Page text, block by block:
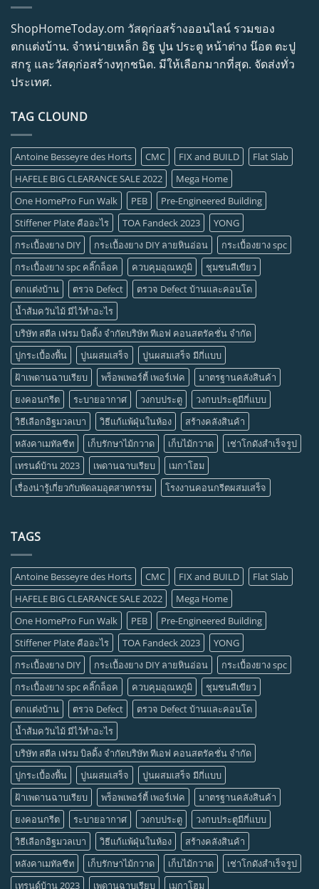
ShopHomeToday.om วัสดุก่อสร้างออนไลน์ รวมของ
ตกแต่งบ้าน. จำหน่ายเหล็ก อิฐ ปูน ประตู หน้าต่าง น๊อต ตะปู
สกรู และวัสดุก่อสร้างทุกชนิด. มีให้เลือกมากที่สุด. จัดส่งทั่ว
ประเทศ.
TAG CLOUND
Antoine Besseyre des Horts CMC FIX and BUILD
Flat Slab
HAFELE BIG CLEARANCE SALE 2022
Mega Home
One HomePro Fun Walk
PEB
Pre-Engineered Building
Stiffener Plate คืออะไร
TOA Fandeck 2023
YONG
กระเบื้องยาง DIY
กระเบื้องยาง DIY ลายหินอ่อน
กระเบื้องยาง spc
กระเบื้องยาง spc คลิ๊กล็อค
ควบคุมอุณหภูมิ
ชุมชนสีเขียว
ตกแต่งบ้าน
ตรวจ Defect
ตรวจ Defect บ้านและคอนโด
น้ำส้มควันไม้ มีไว้ทำอะไร
บริษัท สตีล เฟรม บิลดิ้ง จำกัดบริษัท ทีเอฟ คอนสตรัคชั่น จำกัด
ปูกระเบื้องพื้น
ปูนผสมเสร็จ
ปูนผสมเสร็จ มีกี่แบบ
ฝ้าเพดานฉาบเรียบ
พร็อพเพอร์ตี้ เพอร์เฟค
มาตรฐานคลังสินค้า
ยงคอนกรีต
ระบายอากาศ วงกบประตู
วงกบประตูมีกี่แบบ
วิธีเลือกอิฐมวลเบา
วิธีแก้แพ้ฝุ่นในห้อง
สร้างคลังสินค้า
หลังคาเมทัลชีท
เก็บรักษาไม้กวาด เก็บไม้กวาด
เช่าโกดังสำเร็จรูป
เทรนด์บ้าน 2023
เพดานฉาบเรียบ
เมกาโฮม
เรื่องน่ารู้เกี่ยวกับพัดลมอุตสาหกรรม
โรงงานคอนกรีตผสมเสร็จ
TAGS
Antoine Besseyre des Horts CMC FIX and BUILD
Flat Slab
HAFELE BIG CLEARANCE SALE 2022
Mega Home
One HomePro Fun Walk
PEB
Pre-Engineered Building
Stiffener Plate คืออะไร
TOA Fandeck 2023
YONG
กระเบื้องยาง DIY
กระเบื้องยาง DIY ลายหินอ่อน
กระเบื้องยาง spc
กระเบื้องยาง spc คลิ๊กล็อค
ควบคุมอุณหภูมิ
ชุมชนสีเขียว
ตกแต่งบ้าน
ตรวจ Defect
ตรวจ Defect บ้านและคอนโด
น้ำส้มควันไม้ มีไว้ทำอะไร
บริษัท สตีล เฟรม บิลดิ้ง จำกัดบริษัท ทีเอฟ คอนสตรัคชั่น จำกัด
ปูกระเบื้องพื้น
ปูนผสมเสร็จ
ปูนผสมเสร็จ มีกี่แบบ
ฝ้าเพดานฉาบเรียบ
พร็อพเพอร์ตี้ เพอร์เฟค
มาตรฐานคลังสินค้า
ยงคอนกรีต
ระบายอากาศ วงกบประตู
วงกบประตูมีกี่แบบ
วิธีเลือกอิฐมวลเบา
วิธีแก้แพ้ฝุ่นในห้อง
สร้างคลังสินค้า
หลังคาเมทัลชีท
เก็บรักษาไม้กวาด เก็บไม้กวาด
เช่าโกดังสำเร็จรูป
เทรนด์บ้าน 2023
เพดานฉาบเรียบ เมกาโฮม